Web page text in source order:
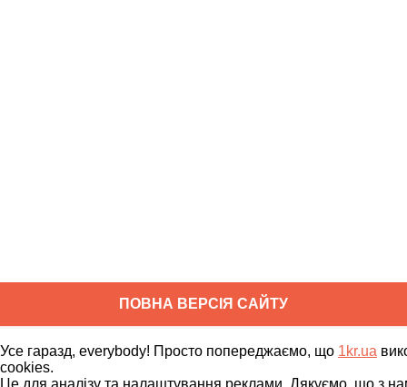
ПОВНА ВЕРСІЯ САЙТУ
Copyright ©
Всі права захищені
Усе гаразд, everybody! Просто попереджаємо, що 1kr.ua
cookies.
Це для аналізу та налаштування реклами. Дякуємо, що з